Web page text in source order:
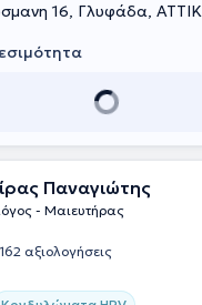
16, Γλυφάδα,
Παναγιώτης
- Μαιευτήρας
162 αξιολογήσεις